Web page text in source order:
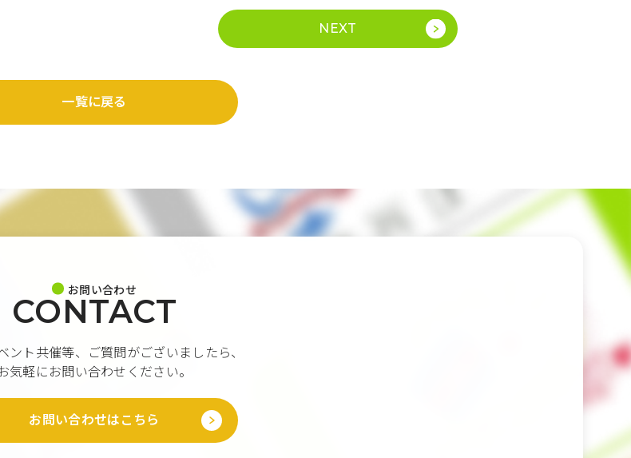
NEXT
一覧に戻る
お問い合わせ
CONTACT
ント共催等、ご質問がございましたら、
気軽にお問い合わせください。
お問い合わせはこちら